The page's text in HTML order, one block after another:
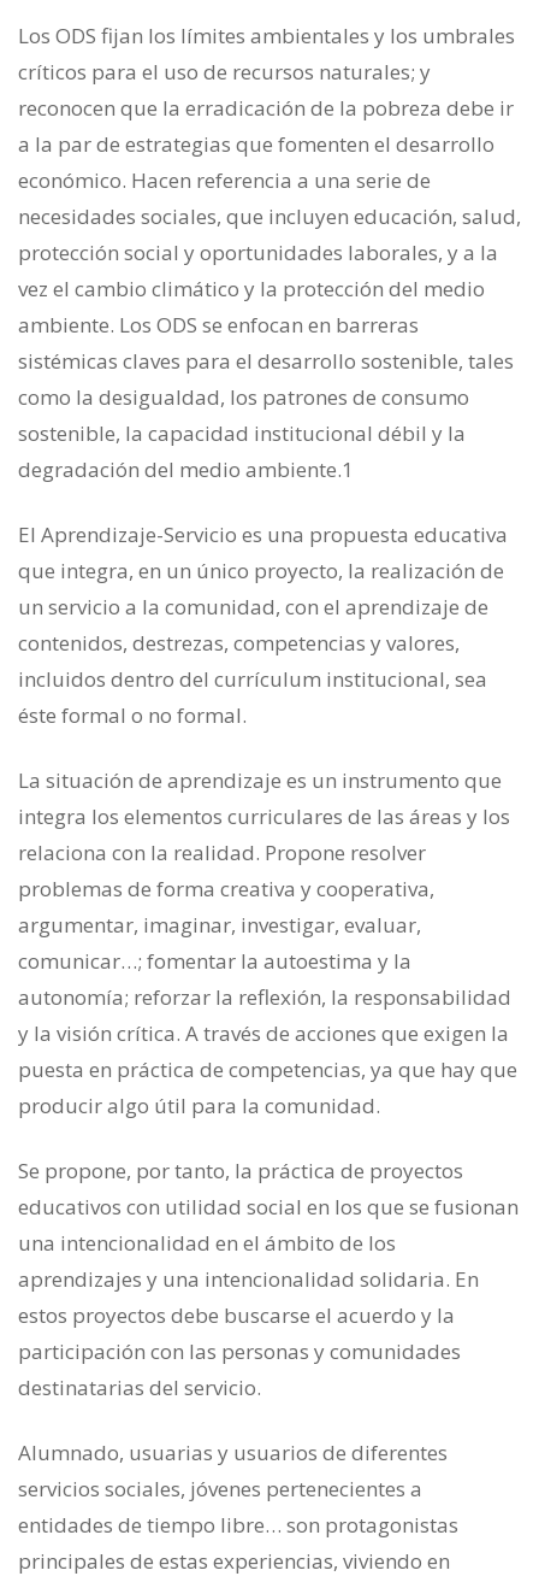
Los ODS fijan los límites ambientales y los umbrales
críticos para el uso de recursos naturales; y
reconocen que la erradicación de la pobreza debe ir
a la par de estrategias que fomenten el desarrollo
económico. Hacen referencia a una serie de
necesidades sociales, que incluyen educación, salud,
protección social y oportunidades laborales, y a la
vez el cambio climático y la protección del medio
ambiente. Los ODS se enfocan en barreras
sistémicas claves para el desarrollo sostenible, tales
como la desigualdad, los patrones de consumo
sostenible, la capacidad institucional débil y la
degradación del medio ambiente.1
El Aprendizaje-Servicio es una propuesta educativa
que integra, en un único proyecto, la realización de
un servicio a la comunidad, con el aprendizaje de
contenidos, destrezas, competencias y valores,
incluidos dentro del currículum institucional, sea
éste formal o no formal.
La situación de aprendizaje es un instrumento que
integra los elementos curriculares de las áreas y los
relaciona con la realidad. Propone resolver
problemas de forma creativa y cooperativa,
argumentar, imaginar, investigar, evaluar,
comunicar…; fomentar la autoestima y la
autonomía; reforzar la reflexión, la responsabilidad
y la visión crítica. A través de acciones que exigen la
puesta en práctica de competencias, ya que hay que
producir algo útil para la comunidad.
Se propone, por tanto, la práctica de proyectos
educativos con utilidad social en los que se fusionan
una intencionalidad en el ámbito de los
aprendizajes y una intencionalidad solidaria. En
estos proyectos debe buscarse el acuerdo y la
participación con las personas y comunidades
destinatarias del servicio.
Alumnado, usuarias y usuarios de diferentes
servicios sociales, jóvenes pertenecientes a
entidades de tiempo libre… son protagonistas
principales de estas experiencias, viviendo en